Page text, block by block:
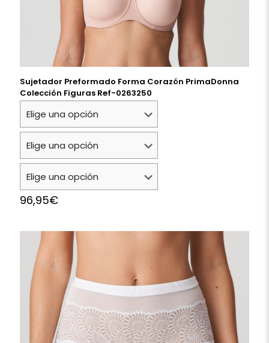
Sujetador Preformado Forma Corazón PrimaDonna
Colección Figuras Ref-0263250
96,95€